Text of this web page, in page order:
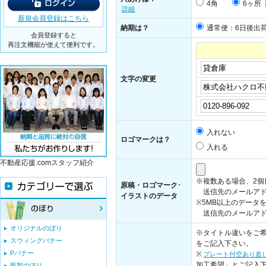
詳細
4角 6ヶ所
納期は？ 通常便：6日後出
文字の変更
ロゴマークは？
入れない
入れる
原稿・ロゴマーク･
イラストのデータ
※複数ある場合、2個
送信先のメールア
※5MB以上のデータ
送信先のメールア
※タイトル違いをご
をご記入下さい。
※ プレート付空あり差
新規会員登録はこちら
会員登録すると
再注文機能が使えて便利です。
不動産応援.comスタッフ紹介
オリジナルのぼり
スウィングバナー
Pバナー